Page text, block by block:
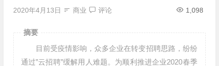
2020年4月13日 商业 评论 1,098
摘要
目前受疫情影响，众多企业在转变招聘思路，纷纷
通过”云招聘”缓解用人难题。为顺利推进企业2020春季